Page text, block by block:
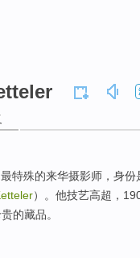
最特殊的来华摄影师，身
）。他技艺高超，
的藏品。